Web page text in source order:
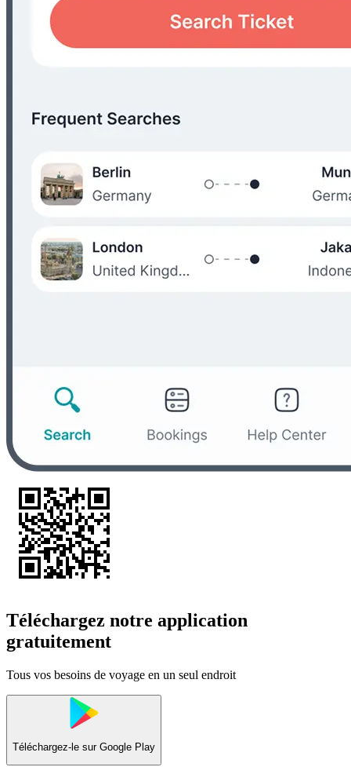
Téléchargez notre application
gratuitement
Tous vos besoins de voyage en un seul endroit
Téléchargez-le sur Google Play